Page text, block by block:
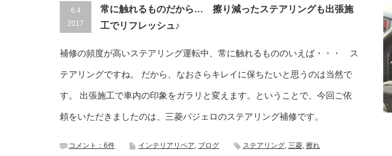
6.4
2017
常に触れるものだから… 擦り減ったステアリングも出張施
工でリフレッシュ♪
補修の頻度が高いステアリング運転中、常に触れるもののいえば・・・ ス
テアリングですね。 だから、なおさらキレイに保ちたいと思うのは当然で
す。 出張施工で車内の印象をガラリと変えます。ということで、今回ご依
頼をいただきましたのは、三菱パジェロのステアリング補修です。
コメント：6件 インテリアリペア ブログ ステアリング 三菱 擦れ